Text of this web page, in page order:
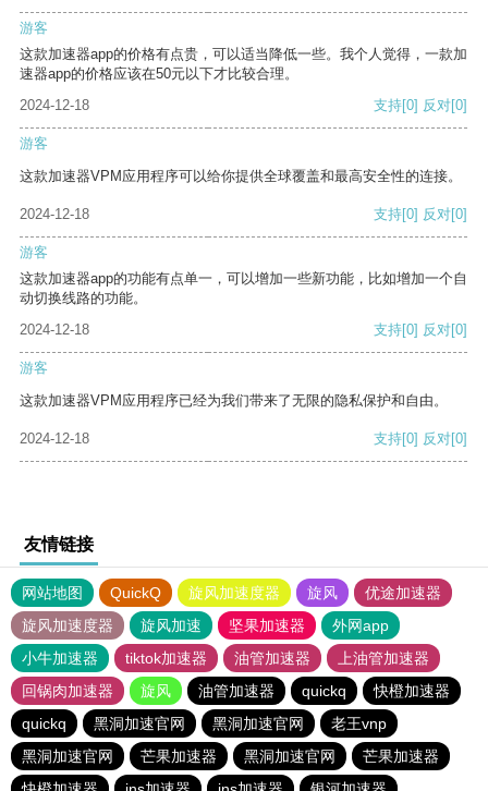
游客
这款加速器app的价格有点贵，可以适当降低一些。我个人觉得，一款加
速器app的价格应该在50元以下才比较合理。
2024-12-18
支持[0] 反对[0]
游客
这款加速器VPM应用程序可以给你提供全球覆盖和最高安全性的连接。
2024-12-18 支持[0] 反对[0]
游客
这款加速器app的功能有点单一，可以增加一些新功能，比如增加一个自
动切换线路的功能。
2024-12-18
支持[0] 反对[0]
游客
这款加速器VPM应用程序已经为我们带来了无限的隐私保护和自由。
2024-12-18 支持[0] 反对[0]
友情链接
网站地图 QuickQ 旋风加速度器 旋风
优途加速器
旋风加速度器
旋风加速 坚果加速器
外网app
小牛加速器
tiktok加速器 油管加速器
上油管加速器
回锅肉加速器
旋风 油管加速器 quickq
快橙加速器
quickq
黑洞加速官网 黑洞加速官网
老王vnp
黑洞加速官网
芒果加速器 黑洞加速官网
芒果加速器